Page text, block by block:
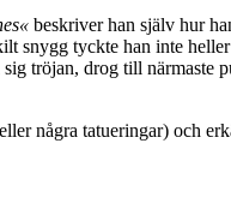
beskriver han själv hur
snygg tyckte han inte
tröjan, drog till närmaste
några tatueringar) och